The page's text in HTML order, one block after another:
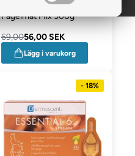
Deli Nature Ekorr- och
Fågelmat Mix 500g
69,0056,00 SEK
Lägg i varukorg
- 18%